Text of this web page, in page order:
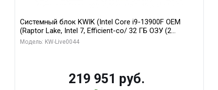
Системный блок KWIK (Intel Core i9-13900F OEM
(Raptor Lake, Intel 7, Efficient-co/ 32 ГБ ОЗУ (2
модуля)/ Gigabyte RTX5070Ti AERO OC 16GB GDDR7
Модель: KW-Live0044
219 951 руб.